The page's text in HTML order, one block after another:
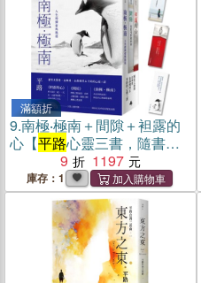
滿額折
9.南極‧極南＋間隙＋袒露的
心【平路心靈三書，隨書附
贈心靈書籤】
9 1197
庫存：1